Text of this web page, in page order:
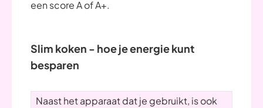
een score A of A+.
Slim koken - hoe je energie kunt
besparen
Naast het apparaat dat je gebruikt, is ook